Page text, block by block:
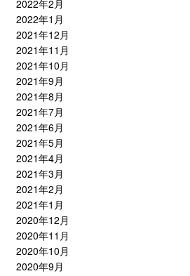
2022年2月
2022年1月
2021年12月
2021年11月
2021年10月
2021年9月
2021年8月
2021年7月
2021年6月
2021年5月
2021年4月
2021年3月
2021年2月
2021年1月
2020年12月
2020年11月
2020年10月
2020年9月